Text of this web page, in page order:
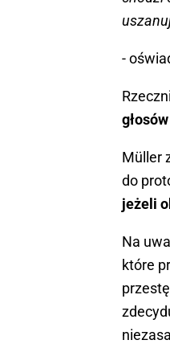
-
Müller
do
jeżeli
Na
które